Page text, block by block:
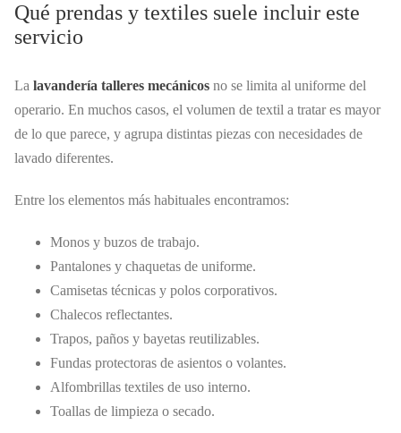
Qué prendas y textiles suele incluir este
servicio
La lavandería talleres mecánicos no se limita al uniforme del
operario. En muchos casos, el volumen de textil a tratar es mayor
de lo que parece, y agrupa distintas piezas con necesidades de
lavado diferentes.
Entre los elementos más habituales encontramos:
Monos y buzos de trabajo.
Pantalones y chaquetas de uniforme.
Camisetas técnicas y polos corporativos.
Chalecos reflectantes.
Trapos, paños y bayetas reutilizables.
Fundas protectoras de asientos o volantes.
Alfombrillas textiles de uso interno.
Toallas de limpieza o secado.